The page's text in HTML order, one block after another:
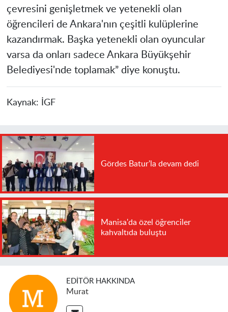
çevresini genişletmek ve yetenekli olan
öğrencileri de Ankara'nın çeşitli kulüplerine
kazandırmak. Başka yetenekli olan oyuncular
varsa da onları sadece Ankara Büyükşehir
Belediyesi'nde toplamak” diye konuştu.
Kaynak: İGF
Gördes Batur'la devam dedi
Manisa'da özel öğrenciler
kahvaltıda buluştu
EDITÖR HAKKINDA
Murat